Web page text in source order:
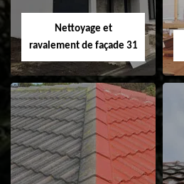
Velux 31
Nettoyage et
ravalement de façade 31
Nettoyage et
ravalement de